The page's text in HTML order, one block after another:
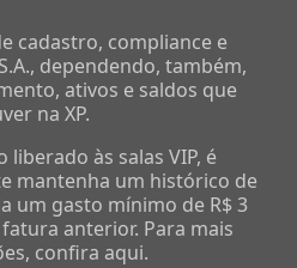
cadastro, compliance e
dependendo, também,
ativos e saldos que
na XP.
às salas VIP, é
mantenha um histórico de
um gasto mínimo de R$ 3
anterior. Para mais
confira aqui.